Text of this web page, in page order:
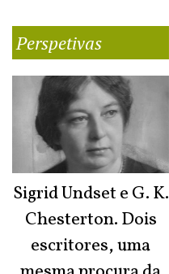
Perspetivas
Sigrid Undset e G. K.
Chesterton. Dois
escritores, uma